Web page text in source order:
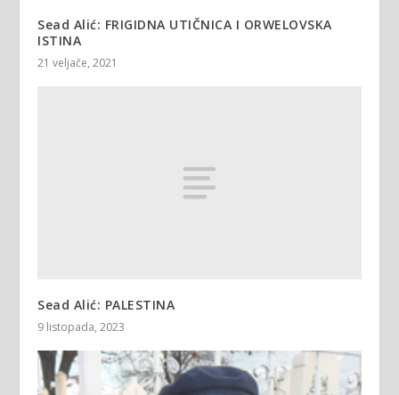
Sead Alić: FRIGIDNA UTIČNICA I ORWELOVSKA
ISTINA
21 veljače, 2021
Sead Alić: PALESTINA
9 listopada, 2023